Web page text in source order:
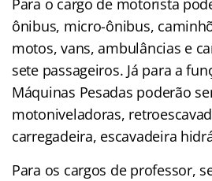
Para o cargo de motorista
ônibus, micro-ônibus,
motos, vans, ambulâncias e
sete passageiros. Já para a
Máquinas Pesadas poderão
motoniveladoras,
carregadeira, escavadeira
Para os cargos de professor,